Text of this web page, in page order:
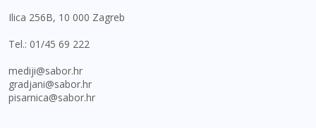
Ilica 256B, 10 000 Zagreb
Tel.: 01/45 69 222
mediji@sabor.hr
gradjani@sabor.hr
pisarnica@sabor.hr